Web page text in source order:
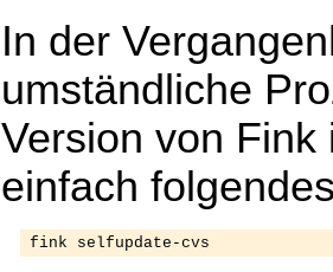
In der
umständliche
Version von
einfach
fink selfupdate-cvs